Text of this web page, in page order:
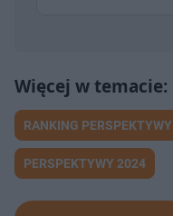
RANKING PERSPEKTYWY
PERSPEKTYWY 2024